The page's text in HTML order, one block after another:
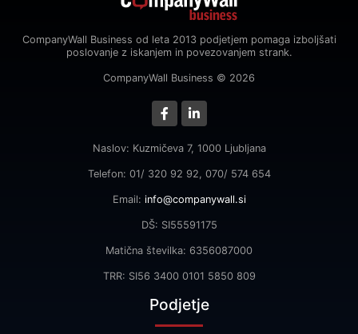
CompanyWall Business od leta 2013 podjetjem pomaga izboljšati
poslovanje z iskanjem in povezovanjem strank.
CompanyWall Business © 2026
Naslov: Kuzmičeva 7, 1000 Ljubljana
Telefon: 01/ 320 92 92, 070/ 574 654
Email: info@companywall.si
DŠ: SI55591175
Matična številka: 6356087000
TRR: SI56 3400 0101 5850 809
Podjetje